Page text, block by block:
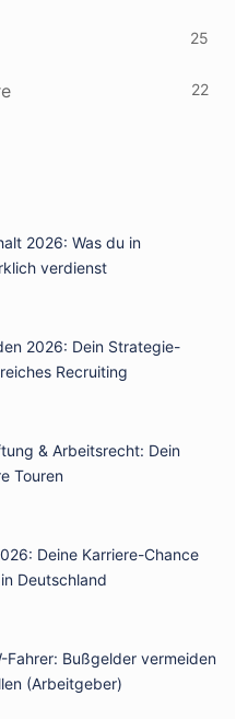
25
22
2026: Was du in
verdienst
2026: Dein Strategie-
Recruiting
& Arbeitsrecht: Dein
Touren
Deine Karriere-Chance
Deutschland
Fahrer: Bußgelder vermeiden
(Arbeitgeber)